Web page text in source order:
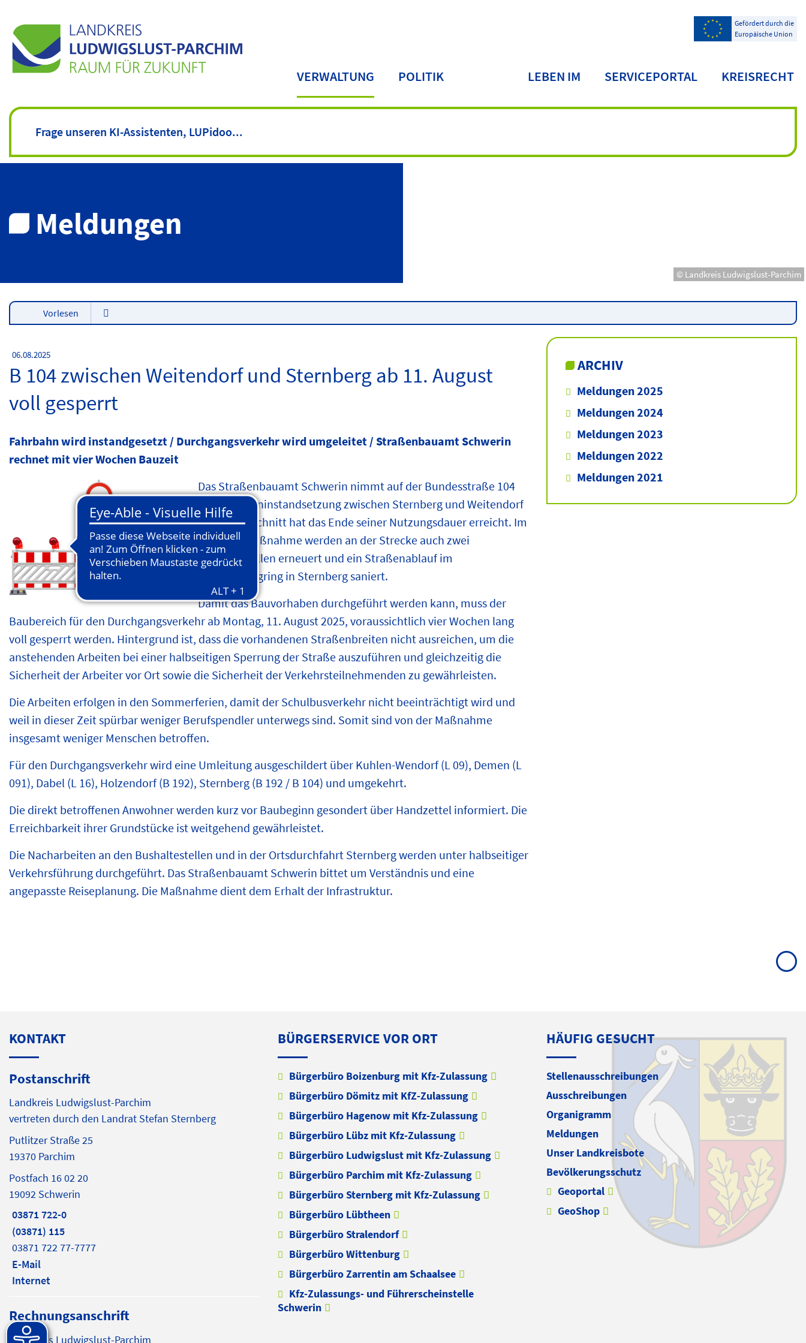
Gefördert durch die
Europäische Union
VERWALTUNG POLITIK LEBEN IM SERVICEPORTAL KREISRECHT
Meldungen
© Landkreis Ludwigslust-Parchim
Vorlesen
06.08.2025
B 104 zwischen Weitendorf und Sternberg ab 11. August
voll gesperrt
Fahrbahn wird instandgesetzt / Durchgangsverkehr wird umgeleitet / Straßenbauamt Schwerin
rechnet mit vier Wochen Bauzeit
Das Straßenbauamt Schwerin nimmt auf der Bundesstraße 104
die Fahrbahninstandsetzung zwischen Sternberg und Weitendorf
vor. Der Abschnitt hat das Ende seiner Nutzungsdauer erreicht. Im
Zuge der Maßnahme werden an der Strecke auch zwei
Bushaltestellen erneuert und ein Straßenablauf im
Mecklenburgring in Sternberg saniert.
Damit das Bauvorhaben durchgeführt werden kann, muss der
Baubereich für den Durchgangsverkehr ab Montag, 11. August 2025, voraussichtlich vier Wochen lang
voll gesperrt werden. Hintergrund ist, dass die vorhandenen Straßenbreiten nicht ausreichen, um die
anstehenden Arbeiten bei einer halbseitigen Sperrung der Straße auszuführen und gleichzeitig die
Sicherheit der Arbeiter vor Ort sowie die Sicherheit der Verkehrsteilnehmenden zu gewährleisten.
Die Arbeiten erfolgen in den Sommerferien, damit der Schulbusverkehr nicht beeinträchtigt wird und
weil in dieser Zeit spürbar weniger Berufspendler unterwegs sind. Somit sind von der Maßnahme
insgesamt weniger Menschen betroffen.
Für den Durchgangsverkehr wird eine Umleitung ausgeschildert über Kuhlen-Wendorf (L 09), Demen (L
091), Dabel (L 16), Holzendorf (B 192), Sternberg (B 192 / B 104) und umgekehrt.
Die direkt betroffenen Anwohner werden kurz vor Baubeginn gesondert über Handzettel informiert. Die
Erreichbarkeit ihrer Grundstücke ist weitgehend gewährleistet.
Die Nacharbeiten an den Bushaltestellen und in der Ortsdurchfahrt Sternberg werden unter halbseitiger
Verkehrsführung durchgeführt. Das Straßenbauamt Schwerin bittet um Verständnis und eine
angepasste Reiseplanung. Die Maßnahme dient dem Erhalt der Infrastruktur.
ARCHIV
Meldungen 2025
Meldungen 2024
Meldungen 2023
Meldungen 2022
Meldungen 2021
KONTAKT
Postanschrift
Landkreis Ludwigslust-Parchim
vertreten durch den Landrat Stefan Sternberg
Putlitzer Straße 25
19370 Parchim
Postfach 16 02 20
19092 Schwerin
03871 722-0
(03871) 115
03871 722 77-7777
E-Mail
Internet
Rechnungsanschrift
Landkreis Ludwigslust-Parchim
BÜRGERSERVICE VOR ORT
Bürgerbüro Boizenburg mit Kfz-Zulassung
Bürgerbüro Dömitz mit KfZ-Zulassung
Bürgerbüro Hagenow mit Kfz-Zulassung
Bürgerbüro Lübz mit Kfz-Zulassung
Bürgerbüro Ludwigslust mit Kfz-Zulassung
Bürgerbüro Parchim mit Kfz-Zulassung
Bürgerbüro Sternberg mit Kfz-Zulassung
Bürgerbüro Lübtheen
Bürgerbüro Stralendorf
Bürgerbüro Wittenburg
Bürgerbüro Zarrentin am Schaalsee
Kfz-Zulassungs- und Führerscheinstelle
Schwerin
HÄUFIG GESUCHT
Stellenausschreibungen
Ausschreibungen
Organigramm
Meldungen
Unser Landkreisbote
Bevölkerungsschutz
Geoportal
GeoShop